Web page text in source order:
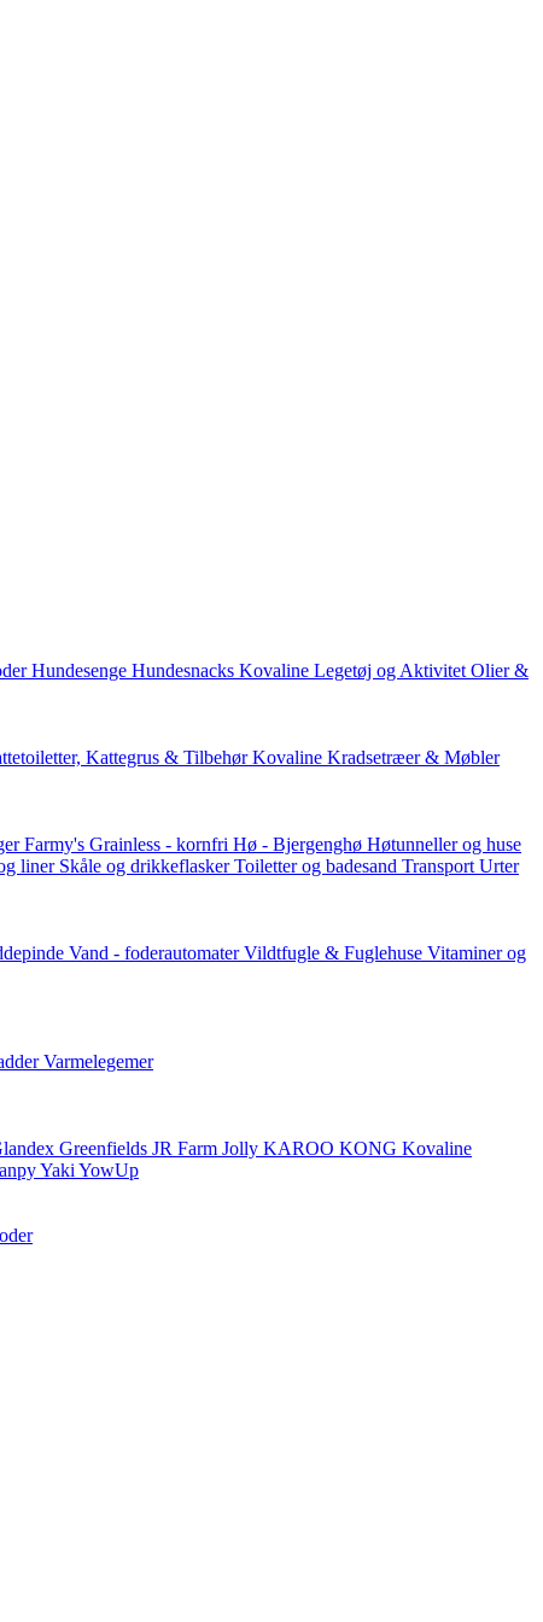
Hundesenge Hundesnacks Kovaline Legetøj og Aktivitet Olier &
Kattegrus & Tilbehør Kovaline Kradsetræer & Møbler
Farmy's Grainless - kornfri Hø - Bjergenghø Høtunneller og huse
liner Skåle og drikkeflasker Toiletter og badesand Transport Urter
Vand - foderautomater Vildtfugle & Fuglehuse Vitaminer og
Varmelegemer
Greenfields JR Farm Jolly KAROO KONG Kovaline
Yaki YowUp